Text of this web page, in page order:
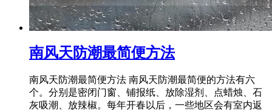
​南风天防潮最简便方法
南风天防潮最简便方法 南风天防潮最简便的方法有六
个。分别是密闭门窗、铺报纸、放除湿剂、点蜡烛、石
灰吸潮、放辣椒。每年开春以后，一些地区会有室内返